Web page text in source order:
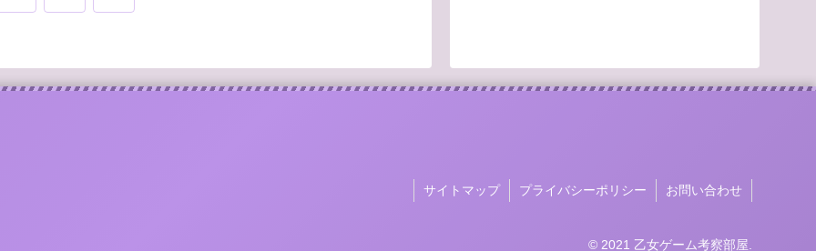
サイトマップ プライバシーポリシー お問い合わせ
© 2021 乙女ゲーム考察部屋.